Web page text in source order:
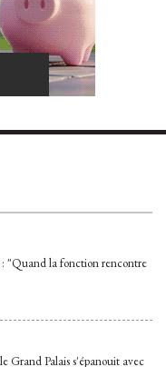
: "Quand la fonction rencontre
Grand Palais s'épanouit avec